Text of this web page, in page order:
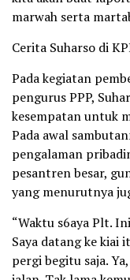
marwah serta
Cerita Suharso di
Pada kegiatan
pengurus PPP,
kesempatan untuk
Pada awal
pengalaman
pesantren besar,
yang menurutnya
“Waktu s6aya Plt.
Saya datang ke kiai
pergi begitu saja.